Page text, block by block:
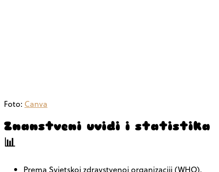
Foto: Canva
Znanstveni uvidi i statistika
📊
Prema Svjetskoj zdravstvenoj organizaciji (WHO),